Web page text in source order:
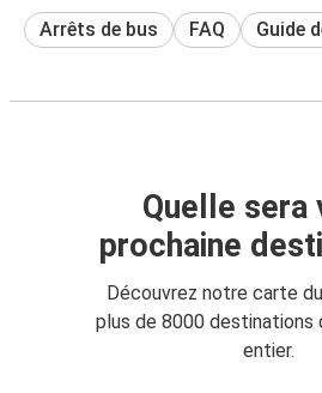
Arrêts de bus FAQ Guide
Quelle sera
prochaine
Découvrez notre carte
plus de 8000 destinations
entier.